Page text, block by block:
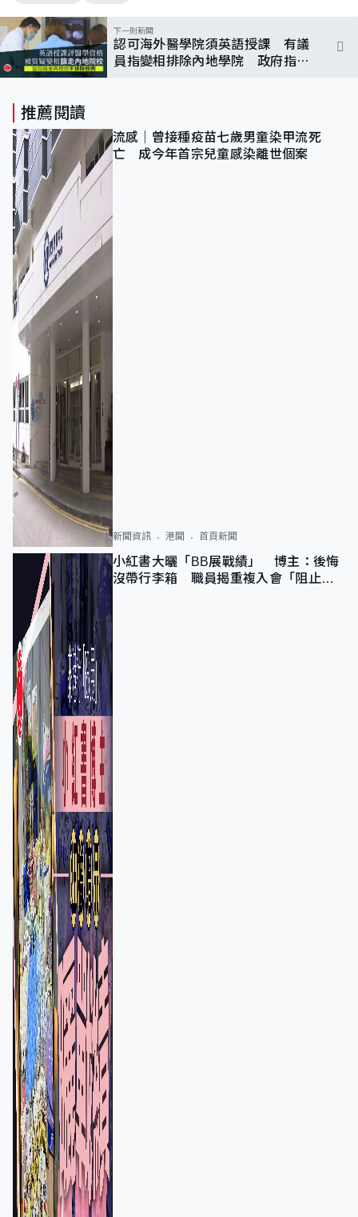
下一則新聞
認可海外醫學院須英語授課 有議
員指變相排除內地學院 政府指不
推薦閱讀
流感｜曾接種疫苗七歲男童染甲流死
亡 成今年首宗兒童感染離世個案
新聞資訊 港聞 首頁新聞
小紅書大曬「BB展戰績」 博主：後悔
沒帶行李箱 職員揭重複入會「阻止唔